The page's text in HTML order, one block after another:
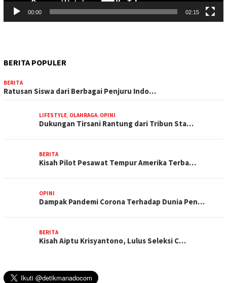
00:00 02:15
BERITA POPULER
BERITA
Ratusan Siswa dari Berbagai Penjuru Indo…
LIFESTYLE, OLAHRAGA, OPINI
Dukungan Tirsani Rantung dari Tribun Sta…
BERITA
Kisah Pilot Pesawat Tempur Amerika Terba…
OPINI
Dampak Pandemi Corona Terhadap Dunia Pen…
BERITA
Kisah Aiptu Krisyantono, Lulus Seleksi C…